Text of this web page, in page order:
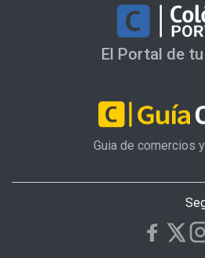
El Portal de
Guia de comercios